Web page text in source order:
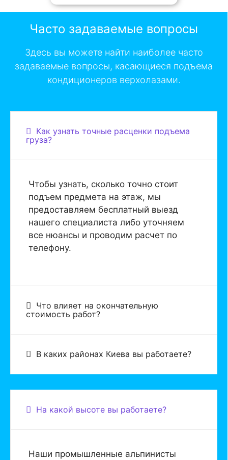
Часто задаваемые вопросы
Здесь вы можете найти наиболее часто
задаваемые вопросы, касающиеся подъема
кондиционеров верхолазами.
Как узнать точные расценки подъема
груза?
Чтобы узнать, сколько точно стоит
подъем предмета на этаж, мы
предоставляем бесплатный выезд
нашего специалиста либо уточняем
все нюансы и проводим расчет по
телефону.
Что влияет на окончательную
стоимость работ?
В каких районах Киева вы работаете?
На какой высоте вы работаете?
Наши промышленные альпинисты